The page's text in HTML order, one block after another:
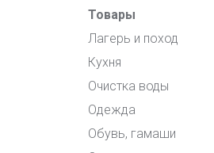
Товары
Лагерь и поход
Кухня
Очистка воды
Одежда
Обувь, гамаши